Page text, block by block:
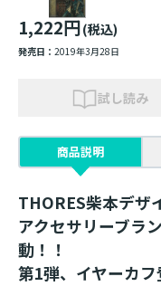
1,222円(税込)
発売日： 2019年3月28日
試し読み
商品説明
THORES柴本デザ
アクセサリーブラ
動！！
第1弾、イヤーカフ